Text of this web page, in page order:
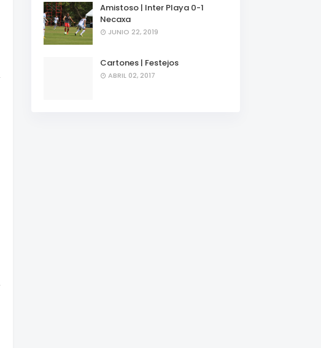
Amistoso | Inter Playa 0-1
Necaxa
JUNIO 22, 2019
Cartones | Festejos
ABRIL 02, 2017